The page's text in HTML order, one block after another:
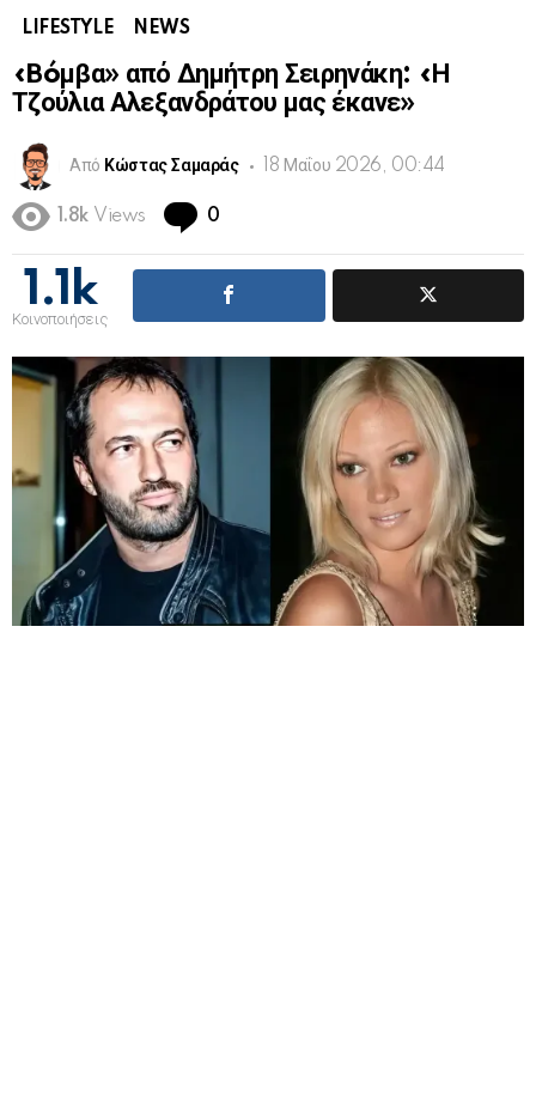
LIFESTYLE NEWS
«Βóμβα» από Δημήτρη Σειρηνάκη: «Η
Τζούλια Αλεξανδράτου μας έκανε»
Από Κώστας Σαμαράς 18 Μαΐου 2026, 00:44
1.8k Views 0
1.1k
Κοινοποιήσεις